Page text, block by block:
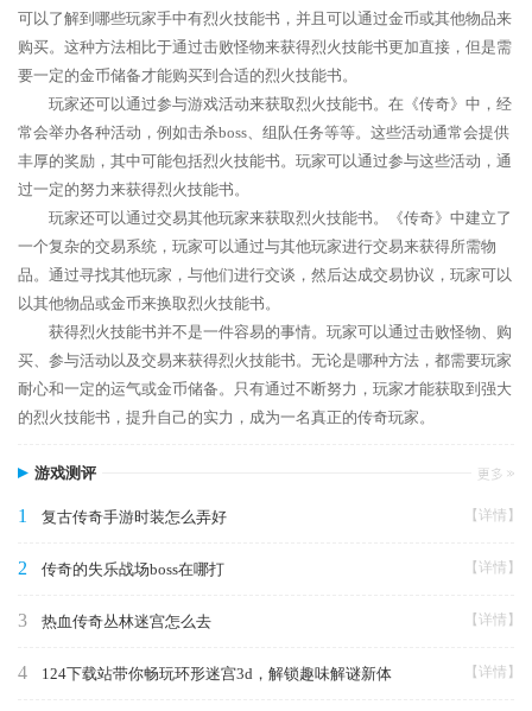
可以了解到哪些玩家手中有烈火技能书，并且可以通过金币或其他物品来
购买。这种方法相比于通过击败怪物来获得烈火技能书更加直接，但是需
要一定的金币储备才能购买到合适的烈火技能书。
玩家还可以通过参与游戏活动来获取烈火技能书。在《传奇》中，经
常会举办各种活动，例如击杀boss、组队任务等等。这些活动通常会提供
丰厚的奖励，其中可能包括烈火技能书。玩家可以通过参与这些活动，通
过一定的努力来获得烈火技能书。
玩家还可以通过交易其他玩家来获取烈火技能书。《传奇》中建立了
一个复杂的交易系统，玩家可以通过与其他玩家进行交易来获得所需物
品。通过寻找其他玩家，与他们进行交谈，然后达成交易协议，玩家可以
以其他物品或金币来换取烈火技能书。
获得烈火技能书并不是一件容易的事情。玩家可以通过击败怪物、购
买、参与活动以及交易来获得烈火技能书。无论是哪种方法，都需要玩家
耐心和一定的运气或金币储备。只有通过不断努力，玩家才能获取到强大
的烈火技能书，提升自己的实力，成为一名真正的传奇玩家。
游戏测评
1 复古传奇手游时装怎么弄好 【详情】
2 传奇的失乐战场boss在哪打 【详情】
3 热血传奇丛林迷宫怎么去 【详情】
4 124下载站带你畅玩环形迷宫3d，解锁趣味解谜新体 【详情】